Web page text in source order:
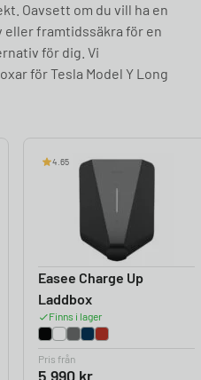
Oavsett om du vill ha en
eller framtidssäkra för en
för dig. Vi
för Tesla Model Y Long
4.65
Easee Charge Up
Laddbox
Finns i lager
Pris från
5 990 kr